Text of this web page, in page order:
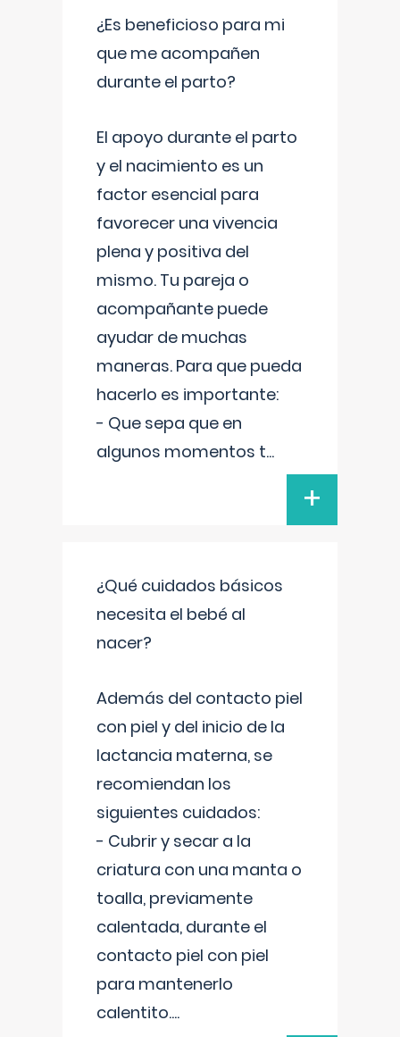
¿Es beneficioso para mi
que me acompañen
durante el parto?
El apoyo durante el parto
y el nacimiento es un
factor esencial para
favorecer una vivencia
plena y positiva del
mismo. Tu pareja o
acompañante puede
ayudar de muchas
maneras. Para que pueda
hacerlo es importante:
- Que sepa que en
algunos momentos t...
+
¿Qué cuidados básicos
necesita el bebé al
nacer?
Además del contacto piel
con piel y del inicio de la
lactancia materna, se
recomiendan los
siguientes cuidados:
- Cubrir y secar a la
criatura con una manta o
toalla, previamente
calentada, durante el
contacto piel con piel
para mantenerlo
calentito....